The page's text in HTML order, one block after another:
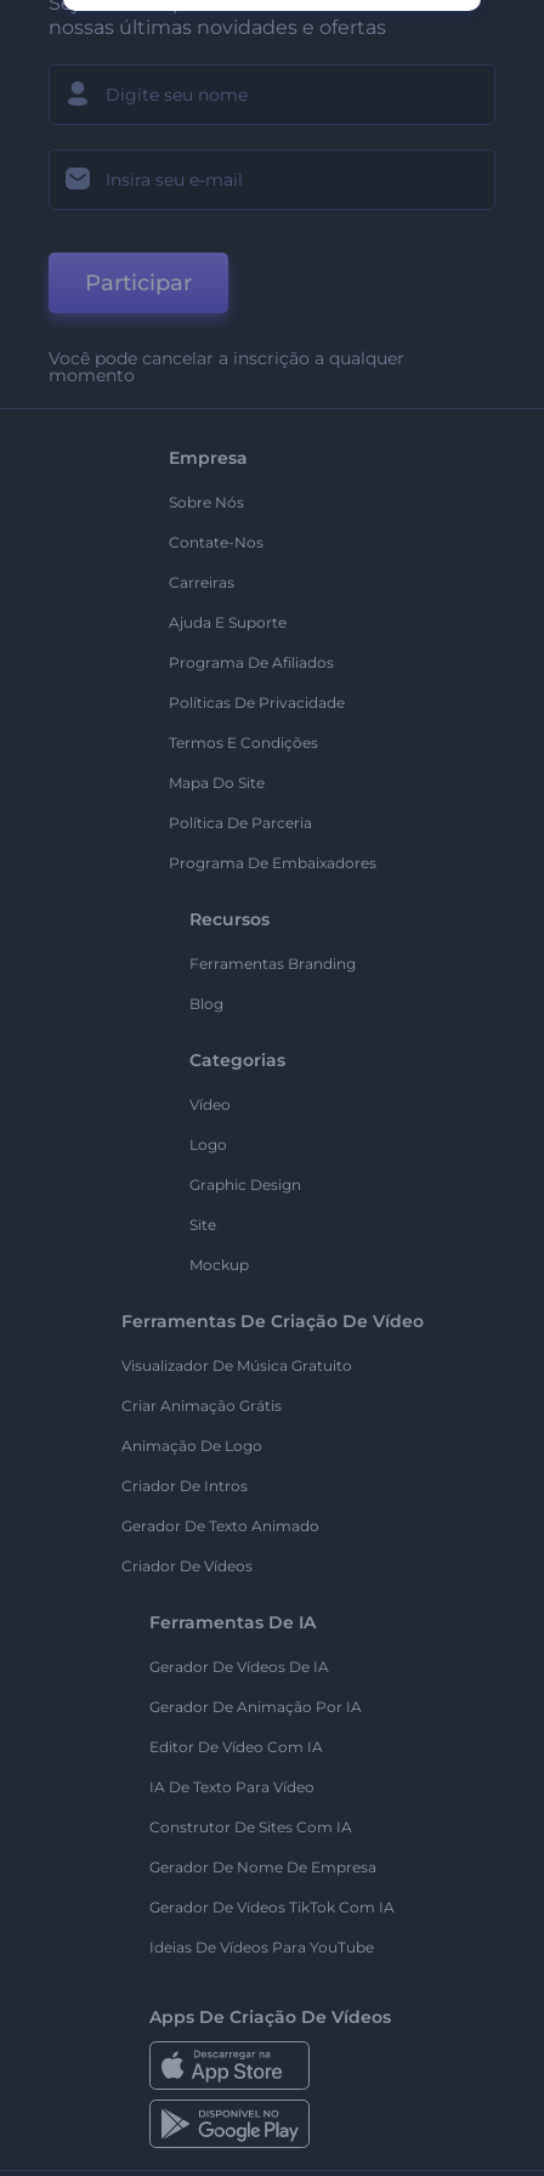
nossas últimas novidades e ofertas
Participar
Você pode cancelar a inscrição a qualquer
momento
Empresa
Sobre Nós
Contate-Nos
Carreiras
Ajuda E Suporte
Programa De Afiliados
Políticas De Privacidade
Termos E Condições
Mapa Do Site
Política De Parceria
Programa De Embaixadores
Recursos
Ferramentas Branding
Blog
Categorias
Vídeo
Logo
Graphic Design
Site
Mockup
Ferramentas De Criação De Vídeo
Visualizador De Música Gratuito
Criar Animação Grátis
Animação De Logo
Criador De Intros
Gerador De Texto Animado
Criador De Vídeos
Ferramentas De IA
Gerador De Vídeos De IA
Gerador De Animação Por IA
Editor De Vídeo Com IA
IA De Texto Para Vídeo
Construtor De Sites Com IA
Gerador De Nome De Empresa
Gerador De Vídeos TikTok Com IA
Ideias De Vídeos Para YouTube
Apps De Criação De Vídeos